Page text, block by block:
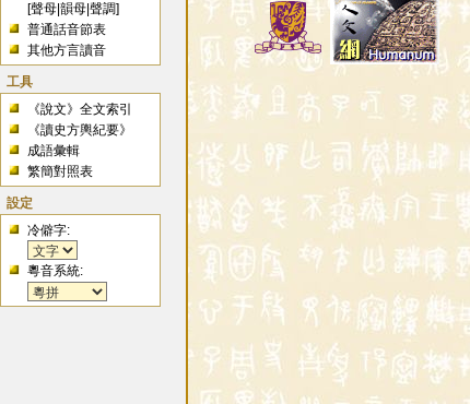
[聲母 |韻母 |聲調]
普通話音節表
其他方言讀音
工具
《說文》全文索引
《讀史方輿紀要》
成語彙輯
繁簡對照表
設定
冷僻字:
粵音系統: